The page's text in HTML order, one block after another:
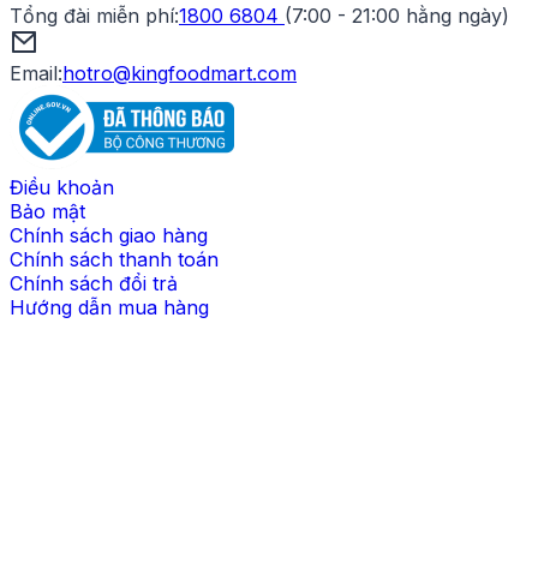
Tổng đài miễn phí:1800 6804 (7:00 - 21:00 hằng ngày)
Email:hotro@kingfoodmart.com
Điều khoản
Bảo mật
Chính sách giao hàng
Chính sách thanh toán
Chính sách đổi trả
Hướng dẫn mua hàng